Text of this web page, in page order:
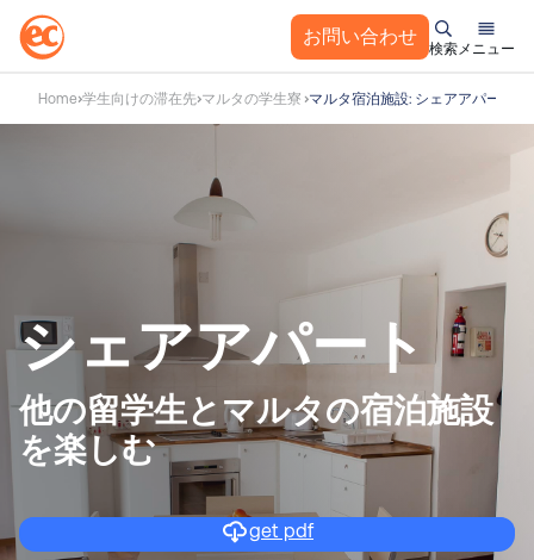
お問い合わせ
検索メニュー
Home 学生向けの滞在先 マルタの学生寮 マルタ宿泊施設: シェアアパート
シェアアパート
他の留学生とマルタの宿泊施設
を楽しむ
get pdf